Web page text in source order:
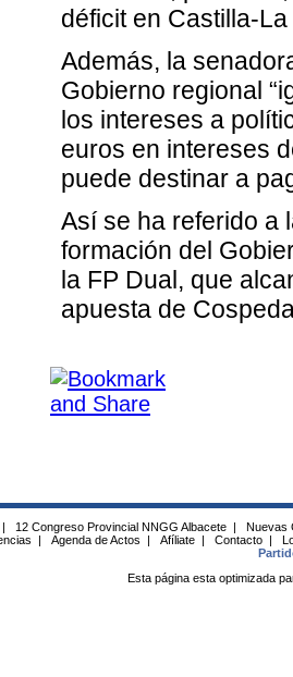
déficit en Castilla-La
Además, la
Gobierno regional
los intereses a
euros en intereses
puede destinar a
Así se ha referido a
formación del
la FP Dual, que
apuesta de
| 12 Congreso Provincial NNGG Albacete |
Nuevas
| Agenda de Actos | Afíliate | Contacto |
Esta página esta optimizada